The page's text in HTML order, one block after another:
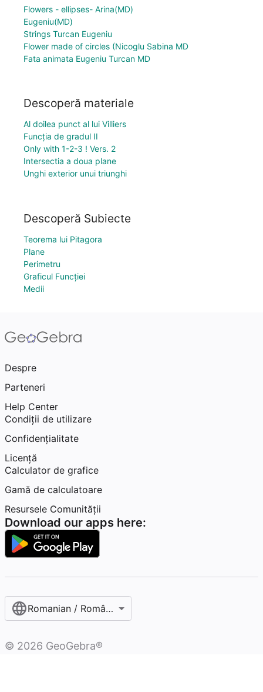
Flowers - ellipses- Arina(MD)
Eugeniu(MD)
Strings Turcan Eugeniu
Flower made of circles (Nicoglu Sabina MD
Fata animata Eugeniu Turcan MD
Descoperă materiale
Al doilea punct al lui Villiers
Funcţia de gradul II
Only with 1-2-3 ! Vers. 2
Intersectia a doua plane
Unghi exterior unui triunghi
Descoperă Subiecte
Teorema lui Pitagora
Plane
Perimetru
Graficul Funcției
Medii
Despre
Parteneri
Help Center
Condiţii de utilizare
Confidențialitate
Licență
Calculator de grafice
Gamă de calculatoare
Resursele Comunității
Download our apps here:
Romanian / Română‎
© 2026 GeoGebra®